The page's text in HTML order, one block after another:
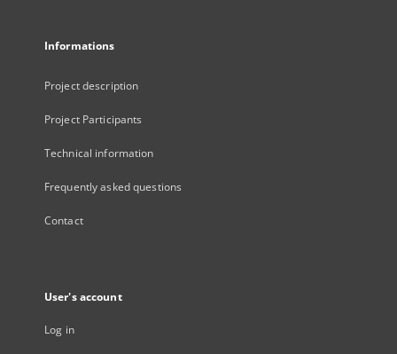
Informations
Project description
Project Participants
Technical information
Frequently asked questions
Contact
User's account
Log in